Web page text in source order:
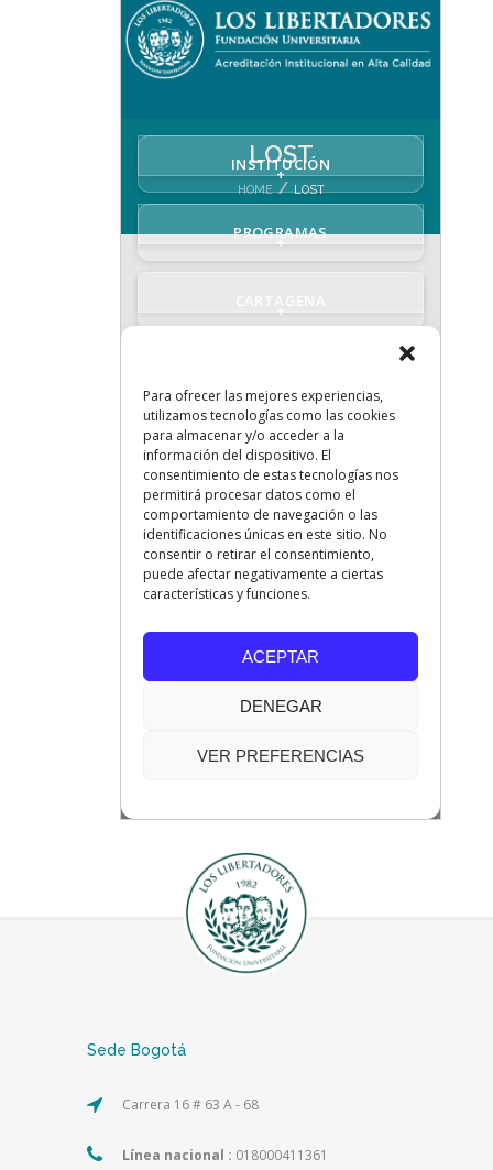
Sede Bogotá
Carrera 16 # 63 A - 68
Línea nacional : 018000411361